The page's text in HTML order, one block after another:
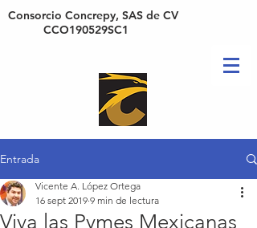
Consorcio Concrepy, SAS de CV
CCO190529SC1
Entrada
Viva las Pymes Mexicanas
Vicente A. López Ortega
16 sept 2019 9 min de lectura